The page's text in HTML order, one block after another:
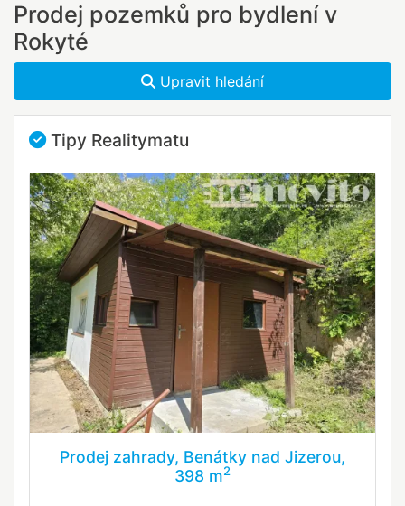
Prodej pozemků pro bydlení v
Rokyté
Upravit hledání
Tipy Realitymatu
Prodej zahrady, Benátky nad Jizerou,
398 m2